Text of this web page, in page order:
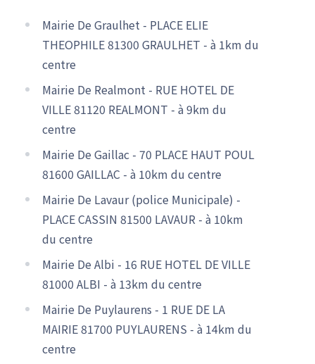
Mairie De Graulhet - PLACE ELIE
THEOPHILE 81300 GRAULHET - à 1km du
centre
Mairie De Realmont - RUE HOTEL DE
VILLE 81120 REALMONT - à 9km du
centre
Mairie De Gaillac - 70 PLACE HAUT POUL
81600 GAILLAC - à 10km du centre
Mairie De Lavaur (police Municipale) -
PLACE CASSIN 81500 LAVAUR - à 10km
du centre
Mairie De Albi - 16 RUE HOTEL DE VILLE
81000 ALBI - à 13km du centre
Mairie De Puylaurens - 1 RUE DE LA
MAIRIE 81700 PUYLAURENS - à 14km du
centre